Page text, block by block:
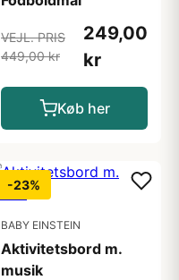
VEJL. PRIS
449,00 kr
249,00
kr
Køb her
-23%
BABY EINSTEIN
Aktivitetsbord m.
musik